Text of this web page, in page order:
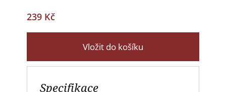
239 Kč
Vložit do košíku
Specifikace